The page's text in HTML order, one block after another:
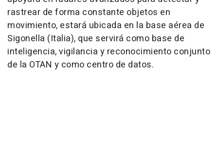
rastrear de forma constante objetos en
movimiento, estará ubicada en la base aérea de
Sigonella (Italia), que servirá como base de
inteligencia, vigilancia y reconocimiento conjunto
de la OTAN y como centro de datos.